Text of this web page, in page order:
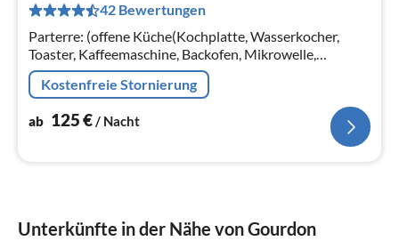
42 Bewertungen
Parterre: (offene Küche(Kochplatte, Wasserkocher,
Toaster, Kaffeemaschine, Backofen, Mikrowelle,
Spülmaschine, Kühl-/Gefrierkombination)
Kostenfreie Stornierung
ab 125€/ Nacht
Unterkünfte in der Nähe von Gourdon